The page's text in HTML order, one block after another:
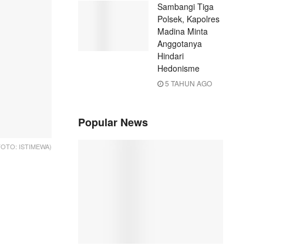
ISTIMEWA)
Sambangi Tiga
Polsek, Kapolres
Madina Minta
Anggotanya
Hindari
Hedonisme
5 TAHUN AGO
Popular News